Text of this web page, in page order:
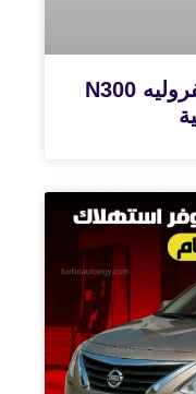
طرق فعالة لتقسيط شيفروليه N300